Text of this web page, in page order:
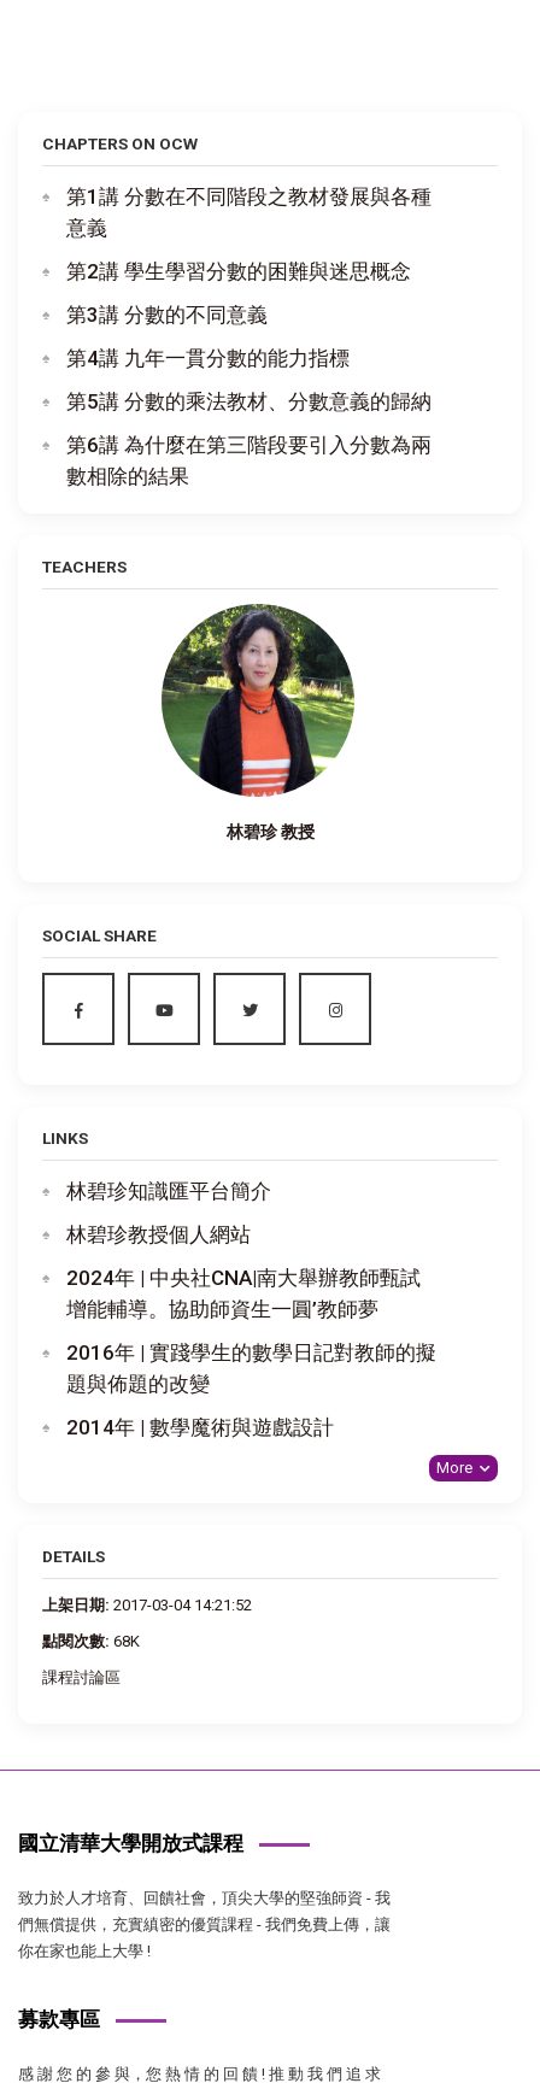
CHAPTERS ON OCW
第1講 分數在不同階段之教材發展與各種
意義
第2講 學生學習分數的困難與迷思概念
第3講 分數的不同意義
第4講 九年一貫分數的能力指標
第5講 分數的乘法教材、分數意義的歸納
第6講 為什麼在第三階段要引入分數為兩
數相除的結果
TEACHERS
林碧珍 教授
SOCIAL SHARE
LINKS
林碧珍知識匯平台簡介
林碧珍教授個人網站
2024年 | 中央社CNA|南大舉辦教師甄試
增能輔導。協助師資生一圓’教師夢
2016年 | 實踐學生的數學日記對教師的擬
題與佈題的改變
2014年 | 數學魔術與遊戲設計
More
DETAILS
上架日期: 2017-03-04 14:21:52
點閱次數: 68K
課程討論區
國立清華大學開放式課程
致力於人才培育、回饋社會，頂尖大學的堅強師資 - 我
們無償提供，充實縝密的優質課程 - 我們免費上傳，讓
你在家也能上大學 !
募款專區
感 謝 您 的 參 與，您 熱 情 的 回 饋 ! 推 動 我 們 追 求